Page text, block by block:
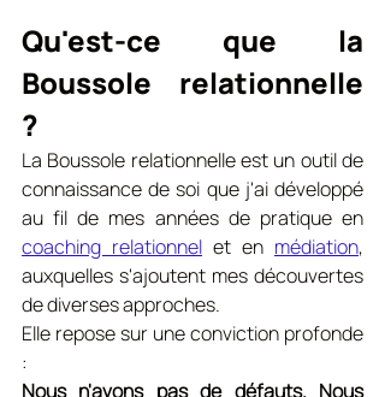
Qu'est-ce que la
Boussole relationnelle
?
La Boussole relationnelle est un outil de
connaissance de soi que j'ai développé
coaching relationnel et en médiation,
auxquelles s'ajoutent mes découvertes
de diverses approches.
Elle repose sur une conviction profonde
:
Nous n'avons pas de défauts. Nous